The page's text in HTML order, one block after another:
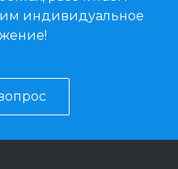
индивидуальное